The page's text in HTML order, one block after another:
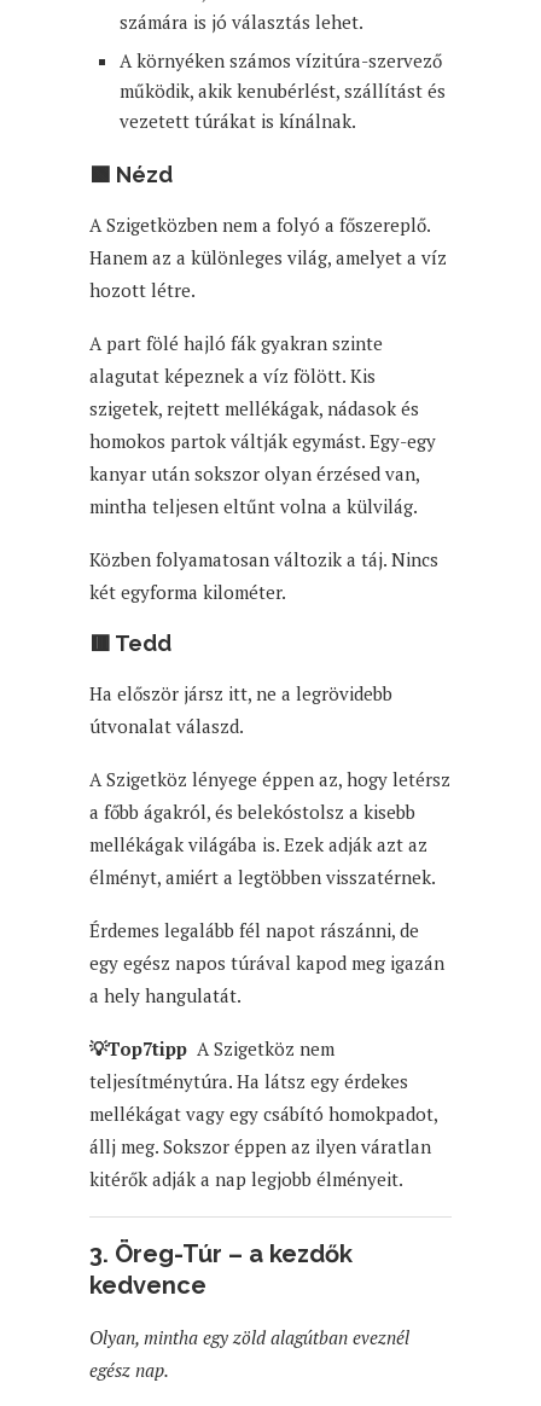
számára is jó választás lehet.
A környéken számos vízitúra-szervező
működik, akik kenubérlést, szállítást és
vezetett túrákat is kínálnak.
🟩 Nézd
A Szigetközben nem a folyó a főszereplő.
Hanem az a különleges világ, amelyet a víz
hozott létre.
A part fölé hajló fák gyakran szinte
alagutat képeznek a víz fölött. Kis
szigetek, rejtett mellékágak, nádasok és
homokos partok váltják egymást. Egy-egy
kanyar után sokszor olyan érzésed van,
mintha teljesen eltűnt volna a külvilág.
Közben folyamatosan változik a táj. Nincs
két egyforma kilométer.
🟥 Tedd
Ha először jársz itt, ne a legrövidebb
útvonalat válaszd.
A Szigetköz lényege éppen az, hogy letérsz
a főbb ágakról, és belekóstolsz a kisebb
mellékágak világába is. Ezek adják azt az
élményt, amiért a legtöbben visszatérnek.
Érdemes legalább fél napot rászánni, de
egy egész napos túrával kapod meg igazán
a hely hangulatát.
💡Top7tipp A Szigetköz nem
teljesítménytúra. Ha látsz egy érdekes
mellékágat vagy egy csábító homokpadot,
állj meg. Sokszor éppen az ilyen váratlan
kitérők adják a nap legjobb élményeit.
3. Öreg-Túr – a kezdők
kedvence
Olyan, mintha egy zöld alagútban eveznél
egész nap.